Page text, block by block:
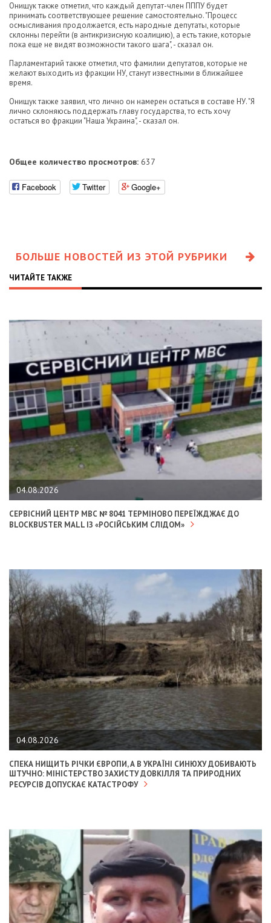
Онищук также отметил, что каждый депутат-член ПППУ будет
принимать соответствующее решение самостоятельно. "Процесс
осмысливания продолжается, есть народные депутаты, которые
склонны перейти (в антикризисную коалицию), а есть такие, которые
пока еще не видят возможности такого шага", - сказал он.
Парламентарий также отметил, что фамилии депутатов, которые не
желают выходить из фракции НУ, станут известными в ближайшее
время.
Онищук также заявил, что лично он намерен остаться в составе НУ. "Я
лично склоняюсь поддержать главу государства, то есть хочу
остаться во фракции "Наша Украина", - сказал он.
Общее количество просмотров: 637
Facebook Twitter Google+
БОЛЬШЕ НОВОСТЕЙ ИЗ ЭТОЙ РУБРИКИ
ЧИТАЙТЕ ТАКЖЕ
04.08.2026
СЕРВІСНИЙ ЦЕНТР МВС № 8041 ТЕРМІНОВО ПЕРЕЇЖДЖАЄ ДО
BLOCKBUSTER MALL ІЗ «РОСІЙСЬКИМ СЛІДОМ»
04.08.2026
СПЕКА НИЩИТЬ РІЧКИ ЄВРОПИ, А В УКРАЇНІ СИНЮХУ ДОБИВАЮТЬ
ШТУЧНО: МІНІСТЕРСТВО ЗАХИСТУ ДОВКІЛЛЯ ТА ПРИРОДНИХ
РЕСУРСІВ ДОПУСКАЄ КАТАСТРОФУ